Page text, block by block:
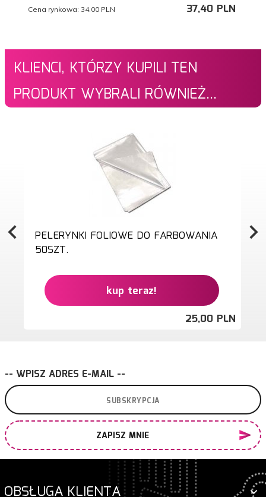
37,40 PLN
Cena rynkowa: 34.00 PLN
KLIENCI, KTÓRZY KUPILI TEN
PRODUKT WYBRALI RÓWNIEŻ...
PELERYNKI FOLIOWE DO FARBOWANIA
50SZT.
kup teraz!
25,00 PLN
-- WPISZ ADRES E-MAIL --
ZAPISZ MNIE
OBSŁUGA KLIENTA